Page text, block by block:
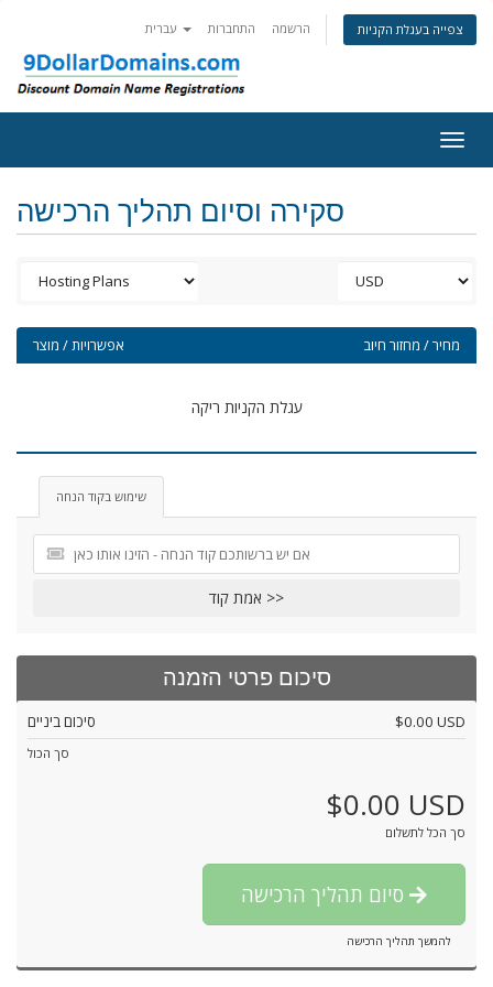
התחברות הרשמה צפייה בעגלת הקניות
סקירה וסיום תהליך הרכישה
אפשרויות / מוצר מחיר / מחזור חיוב
עגלת הקניות ריקה
שימוש בקוד הנחה
אמת קוד >>
סיכום פרטי הזמנה
סיכום ביניים $0.00 USD
סך הכול
$0.00 USD
סך הכל לתשלום
להמשך תהליך הרכישה